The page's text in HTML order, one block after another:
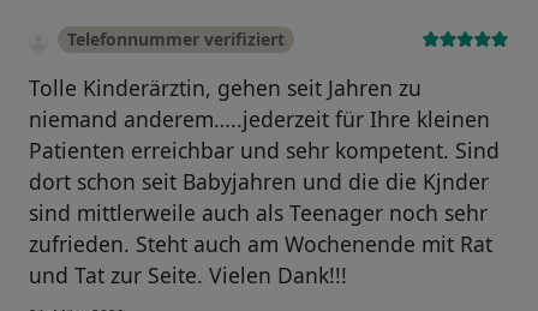
Telefonnummer verifiziert
Tolle Kinderärztin, gehen seit Jahren zu
niemand anderem…..jederzeit für Ihre kleinen
Patienten erreichbar und sehr kompetent. Sind
dort schon seit Babyjahren und die die Kjnder
sind mittlerweile auch als Teenager noch sehr
zufrieden. Steht auch am Wochenende mit Rat
und Tat zur Seite. Vielen Dank!!!